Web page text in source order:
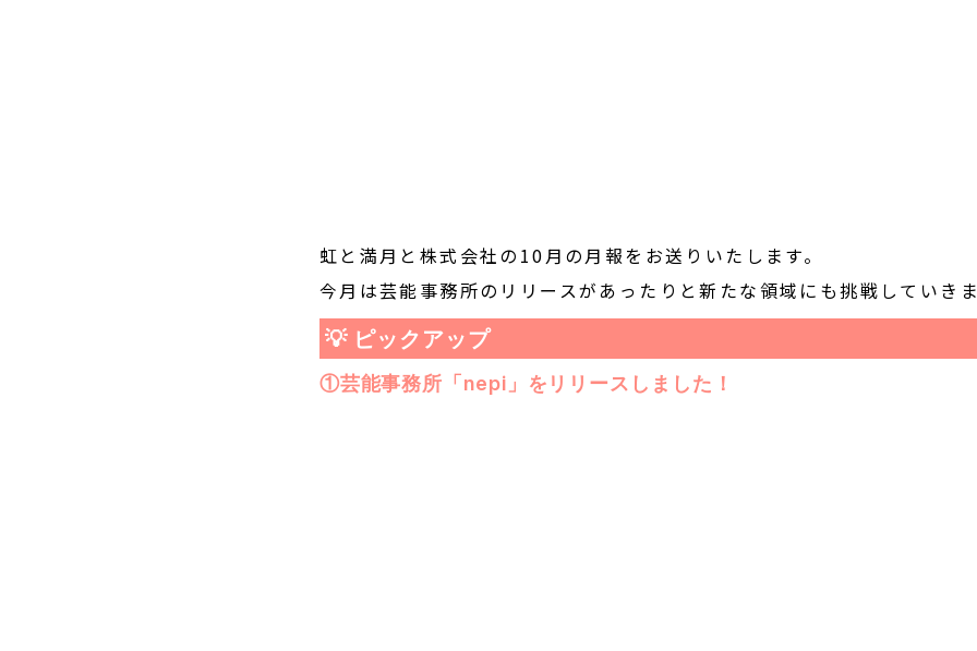
虹と満月と株式会社の10月の月報をお送りいたします。
今月は芸能事務所のリリースがあったりと新たな領域にも挑戦していき
💡 ピックアップ
①芸能事務所「nepi」をリリースしました！